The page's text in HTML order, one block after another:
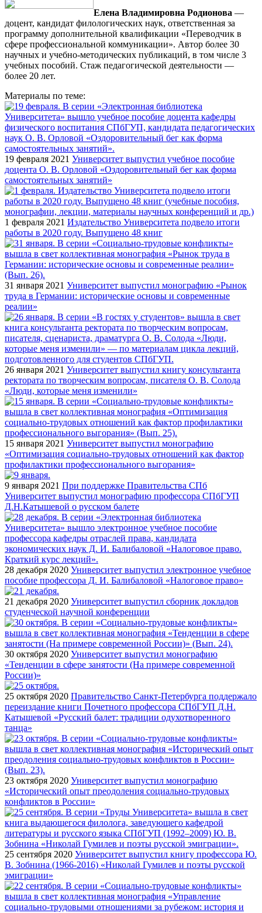
Елена Владимировна Родионова —
доцент, кандидат филологических наук, ответственная за
программу дополнительной квалификации «Переводчик в
сфере профессиональной коммуникации». Автор более 30
научных и учебно-методических публикаций, в том числе 3
учебных пособий. Стаж педагогической деятельности —
более 20 лет.
Материалы по теме:
19 февраля 2021 Университет выпустил учебное пособие
доцента О. В. Орловой «Оздоровительный бег как форма
самостоятельных занятий»
1 февраля 2021 Издательство Университета подвело итоги
работы в 2020 году. Выпущено 48 книг
31 января 2021 Университет выпустил монографию «Рынок
труда в Германии: исторические основы и современные
реалии»
26 января 2021 Университет выпустил книгу консультанта
ректората по творческим вопросам, писателя О. В. Солода
«Люди, которые меня изменили»
15 января 2021 Университет выпустил монографию
«Оптимизация социально-трудовых отношений как фактор
профилактики профессионального выгорания»
9 января 2021 При поддержке Правительства СПб
Университет выпустил монографию профессора СПбГУП
Д.Н.Катышевой о русском балете
28 декабря 2020 Университет выпустил электронное учебное
пособие профессора Д. И. Балибаловой «Налоговое право»
21 декабря 2020 Университет выпустил сборник докладов
студенческой научной конференции
30 октября 2020 Университет выпустил монографию
«Тенденции в сфере занятости (На примере современной
России)»
25 октября 2020 Правительство Санкт-Петербурга поддержало
переиздание книги Почетного профессора СПбГУП Д.Н.
Катышевой «Русский балет: традиции одухотворенного
танца»
23 октября 2020 Университет выпустил монографию
«Исторический опыт преодоления социально-трудовых
конфликтов в России»
25 сентября 2020 Университет выпустил книгу профессора Ю.
В. Зобнина (1966-2016) «Николай Гумилев и поэты русской
эмиграции»